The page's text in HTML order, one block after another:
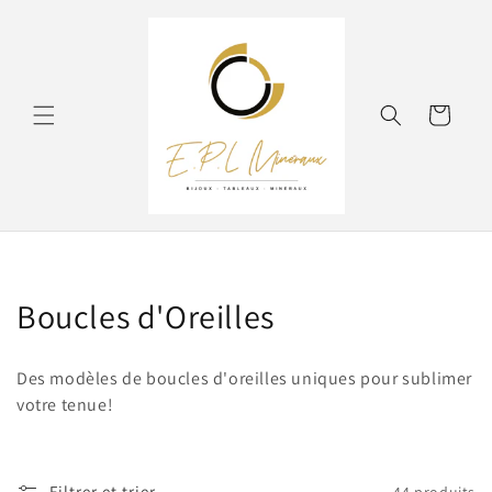
Panier
C
l
Boucles d'Oreilles
Des modèles de boucles d'oreilles uniques pour sublimer
votre tenue!